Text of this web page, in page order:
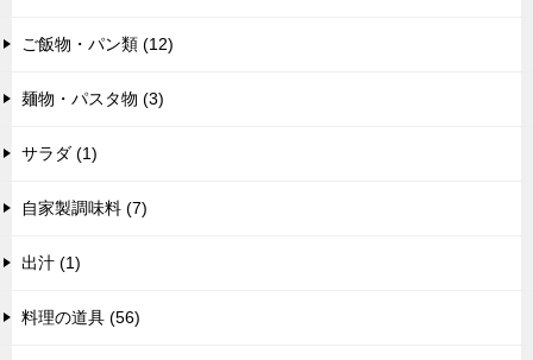
ご飯物・パン類 (12)
麺物・パスタ物 (3)
サラダ (1)
自家製調味料 (7)
出汁 (1)
料理の道具 (56)